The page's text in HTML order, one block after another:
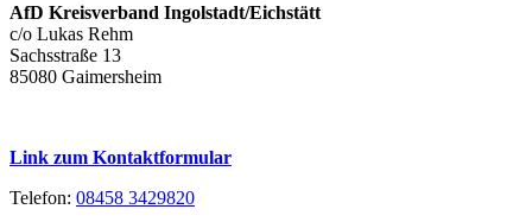
AfD Kreisverband Ingolstadt/Eichstätt
c/o Lukas Rehm
Sachsstraße 13
85080 Gaimersheim
Link zum Kontaktformular
Telefon: 08458 3429820